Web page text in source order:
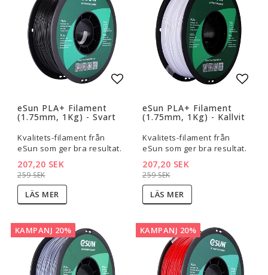
eSun PLA+ Filament
(1.75mm, 1Kg) - Svart
Kvalitets-filament från
eSun som ger bra resultat.
259 SEK
207,20 SEK
LÄS MER
eSun PLA+ Filament
(1.75mm, 1Kg) - Kallvit
Kvalitets-filament från
eSun som ger bra resultat.
259 SEK
207,20 SEK
LÄS MER
KAMPANJ 20% KAMPANJ 20%